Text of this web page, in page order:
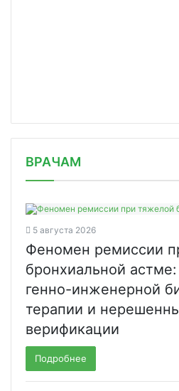
ВРАЧАМ
5 августа 2026
Феномен ремиссии
бронхиальной
генно-инженерной
терапии и
верификации
Подробнее